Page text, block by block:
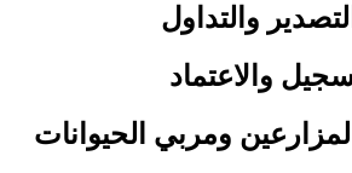
والتداول
والاعتماد
ومربي الحيوانات